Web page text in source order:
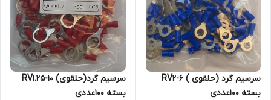
سرسیم گرد (حلقوی ) RV2-6
بسته 100عددی
سرسیم گرد(حلقوی) RV1.25-10
بسته 100عددی